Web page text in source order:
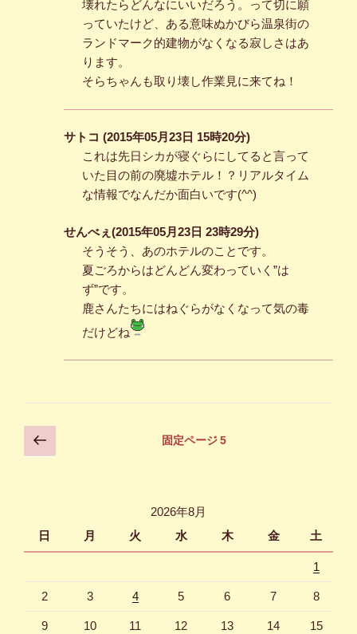
壊れたらどんなにいいだろう。って切に願
っていたけど、ある意味ぬかびら温泉街の
ランドマーク的建物がなくなる寂しさはあ
ります。
そらちゃんも取り壊し作業見に来てね！
サトコ (2015年05月23日 15時20分)
これは先日シカが寝ぐらにしてると言って
いた目の前の廃墟ホテル！？リアルタイム
な情報でなんだか面白いです(^^)
せんべぇ(2015年05月23日 23時29分)
そうそう、あのホテルのことです。
夏ごろからはどんどん変わっていく”は
ず”です。
鹿さんたちにはねぐらがなくなって気の毒
だけどね
投
稿
ジ
前
の
固定ページ5
2026年8月
日
月 火 水 木 金 土
1
2 3 4 5 6 7 8
9 10 11 12 13 14 15